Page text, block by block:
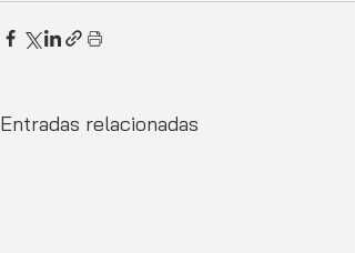
Entradas relacionadas